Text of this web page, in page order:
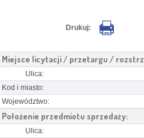
Drukuj:
Miejsce licytacji / przetargu /
Ulica:
Kod i miasto:
Województwo:
Położenie przedmiotu sprzedaży:
Ulica: